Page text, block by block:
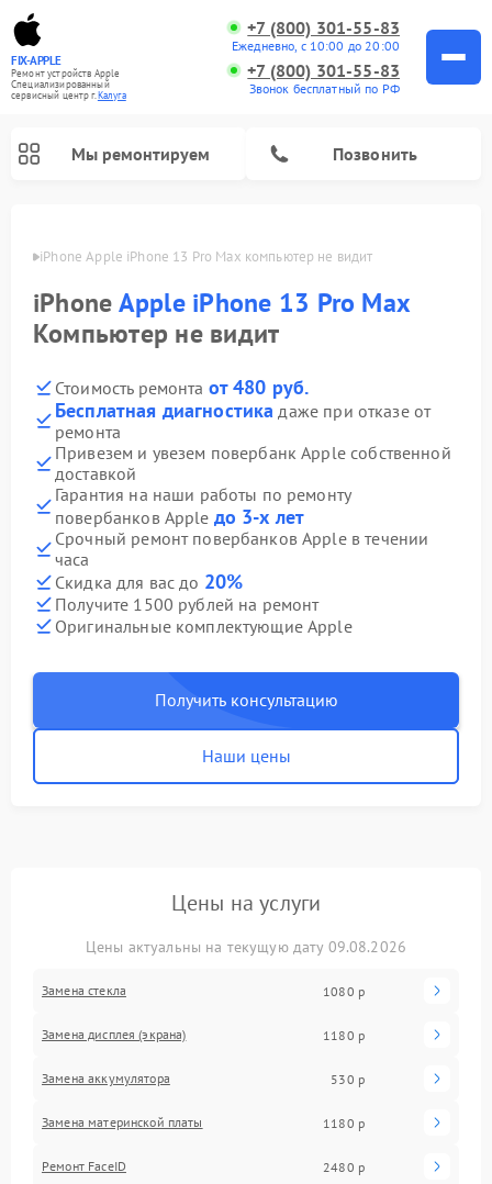
FIX-APPLE
Ремонт устройств Apple
Специализированный
cервисный центр г.Калуга
+7 (800) 301-55-83
Ежедневно, с 10:00 до 20:00
+7 (800) 301-55-83
Звонок бесплатный по РФ
Мы ремонтируем Позвонить
iPhone Apple iPhone 13 Pro Max компьютер не видит
iPhoneApple iPhone 13 Pro Max
Компьютер не видит
Стоимость ремонта от 480 руб.
Бесплатная диагностика даже при отказе от
ремонта
Привезем и увезем повербанк Apple собственной
доставкой
Гарантия на наши работы по ремонту
повербанков Apple до 3-х лет
Срочный ремонт повербанков Apple в течении
часа
Скидка для вас до 20%
Получите 1500 рублей на ремонт
Оригинальные комплектующие Apple
Получить консультацию
Наши цены
Цены на услуги
Цены актуальны на текущую дату 09.08.2026
Замена стекла 1080 р
Замена дисплея (экрана) 1180 р
Замена аккумулятора 530 р
Замена материнской платы 1180 р
Ремонт FaceID 2480 р